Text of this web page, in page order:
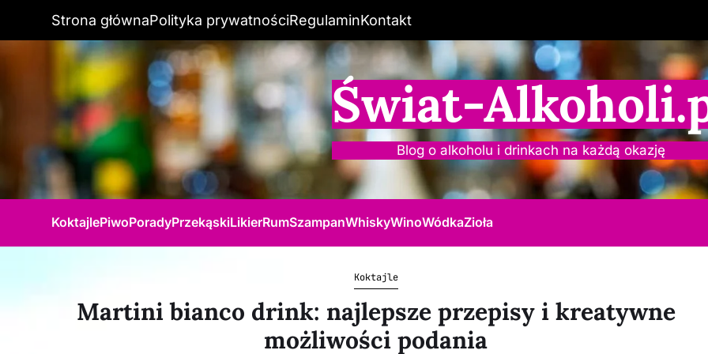
Strona głównaPolityka prywatnościRegulaminKontakt
Świat-
Blog o alkoholu i drinkach na każdą okazję
KoktajlePiwoPoradyPrzekąskiLikierRumSzampanWhiskyWinoWódkaZioła
Koktajle
Martini bianco drink: najlepsze przepisy i kreatywne
możliwości podania